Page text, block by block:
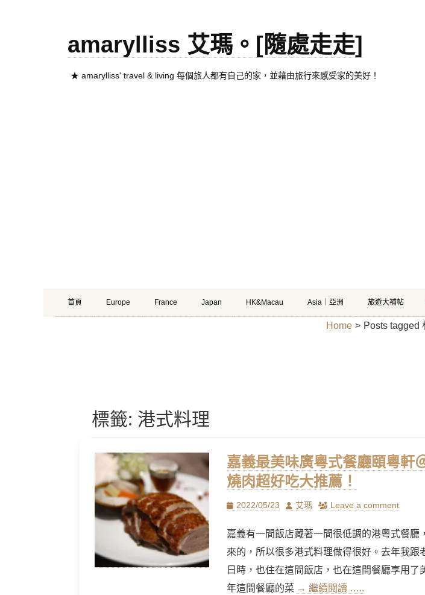
amarylliss 艾瑪。[隨處走走]
★ amarylliss' travel & living 每個旅人都有自己的家，並藉由旅行來感受家的美好！
Primary
Menu
Skip
to
首頁 Europe France Japan HK&Macau Asia｜亞洲 旅遊大補帖
Home > Posts tagged
標籤: 港式料理
嘉義最美味廣粵式餐廳頤粵軒
燒肉超好吃大推薦！
Posted
2022/05/23 Author
艾瑪 Leave a comment
嘉義有一間飯店藏著一間很低調的港粵式餐廳
來的，所以很多港式料理做得很好。去年我跟
日時，也住在這間飯店，也在這間餐廳享用了
年這間餐廳的菜 → 繼續閱讀 …..